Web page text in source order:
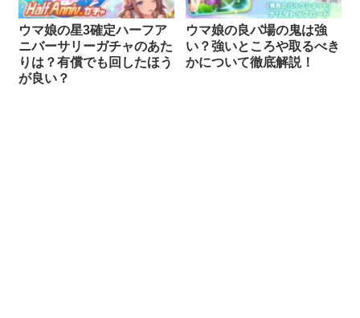
ウマ娘の星3確定ハーフア
ニバーサリーガチャのあた
りは？有償でも回したほう
が良い？
ウマ娘の良バ場の鬼は強
い？強いところや取るべき
かについて徹底解説！